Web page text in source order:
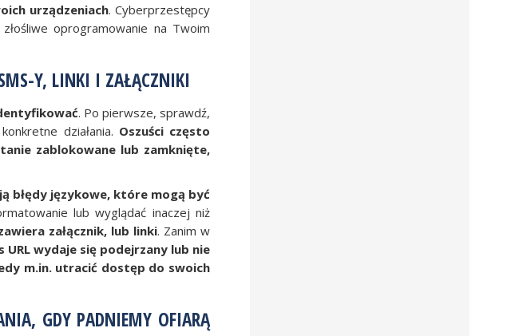
urządzeniach. Cyberprzestępcy
oprogramowanie na Twoim
Y, LINKI I ZAŁĄCZNIKI
. Po pierwsze, sprawdź,
działania. Oszuści często
zablokowane lub zamknięte,
błędy językowe, które mogą być
lub wyglądać inaczej niż
załącznik, lub linki. Zanim w
URL wydaje się podejrzany lub nie
m.in. utracić dostęp do swoich
GDY PADNIEMY OFIARĄ